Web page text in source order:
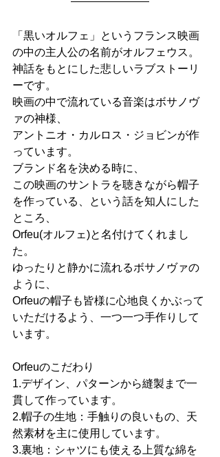
「黒いオルフェ」というフランス映画
の中の主人公の名前がオルフェウス。
神話をもとにした悲しいラブストーリ
ーです。
映画の中で流れている音楽はボサノヴ
ァの神様、
アントニオ・カルロス・ジョビンが作
っています。
ブランド名を決める時に、
この映画のサントラを聴きながら帽子
を作っている、という話を知人にした
ところ、
Orfeu(オルフェ)と名付けてくれまし
た。
ゆったりと静かに流れるボサノヴァの
ように、
Orfeuの帽子も皆様に心地良くかぶって
いただけるよう、一つ一つ手作りして
います。
Orfeuのこだわり
1.デザイン、パターンから縫製まで一
貫して作っています。
2.帽子の生地：手触りの良いもの、天
然素材を主に使用しています。
3.裏地：シャツにも使える上質な綿を